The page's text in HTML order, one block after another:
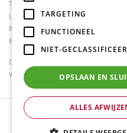
Tuinmeubels
Loungesets
Bloemen
Barbecues
Dierenwinkel Enschede
Weber bbq kopen Hengelo
©
TARGETING
FUNCTIONEEL
NIET-
OPSLAAN EN
ALLES